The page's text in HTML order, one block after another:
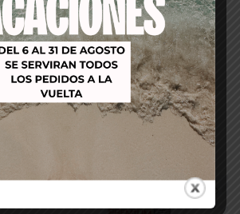
y visiblemente reparado.
relacionados